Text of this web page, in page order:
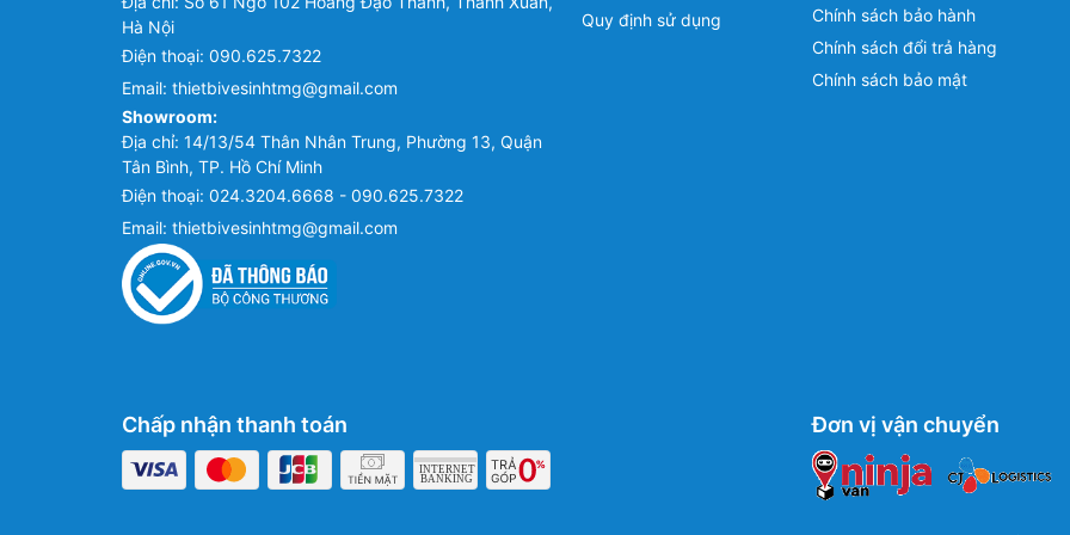
Hà Nội
Điện thoại: 090.625.7322
Email: thietbivesinhtmg@gmail.com
Showroom:
Địa chỉ: 14/13/54 Thân Nhân Trung, Phường 13, Quận
Tân Bình, TP. Hồ Chí Minh
Điện thoại: 024.3204.6668 - 090.625.7322
Email: thietbivesinhtmg@gmail.com
Quy định sử dụng
Chính sách bảo hành
Chính sách đổi trả hàng
Chính sách bảo mật
Chấp nhận thanh toán Đơn vị vận chuyển